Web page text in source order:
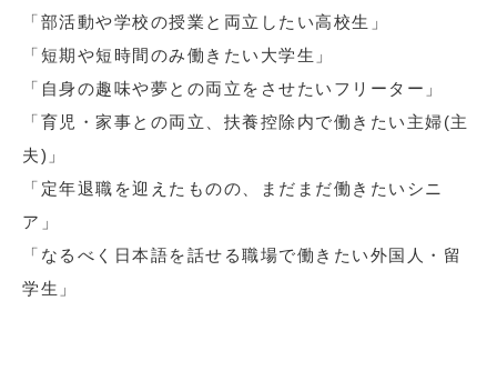
「部活動や学校の授業と両立したい高校生」
「短期や短時間のみ働きたい大学生」
「自身の趣味や夢との両立をさせたいフリーター」
「育児・家事との両立、扶養控除内で働きたい主婦(主
夫)」
「定年退職を迎えたものの、まだまだ働きたいシニ
ア」
「なるべく日本語を話せる職場で働きたい外国人・留
学生」